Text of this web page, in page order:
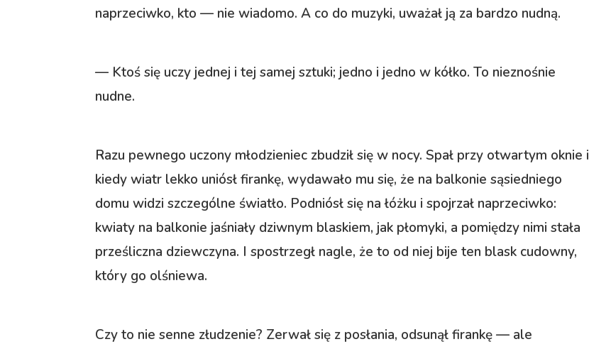
naprzeciwko, kto — nie wiadomo. A co do muzyki, uważał ją za bardzo nudną.
— Ktoś się uczy jednej i tej samej sztuki; jedno i jedno w kółko. To nieznośnie
nudne.
Razu pewnego uczony młodzieniec zbudził się w nocy. Spał przy otwartym oknie i
kiedy wiatr lekko uniósł firankę, wydawało mu się, że na balkonie sąsiedniego
domu widzi szczególne światło. Podniósł się na łóżku i spojrzał naprzeciwko:
kwiaty na balkonie jaśniały dziwnym blaskiem, jak płomyki, a pomiędzy nimi stała
prześliczna dziewczyna. I spostrzegł nagle, że to od niej bije ten blask cudowny,
który go olśniewa.
Czy to nie senne złudzenie? Zerwał się z posłania, odsunął firankę — ale